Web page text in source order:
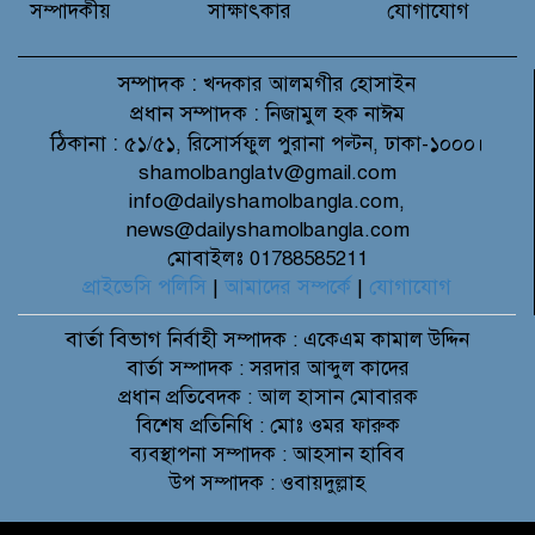
সম্পাদকীয়
সাক্ষাৎকার
যোগাযোগ
সম্পাদক : খন্দকার আলমগীর হোসাইন
প্রধান সম্পাদক : নিজামুল হক নাঈম
ঠিকানা : ৫১/৫১, রিসোর্সফুল পুরানা পল্টন, ঢাকা-১০০০।
shamolbanglatv@gmail.com
info@dailyshamolbangla.com,
news@dailyshamolbangla.com
মোবাইলঃ 01788585211
প্রাইভেসি পলিসি | আমাদের সম্পর্কে | যোগাযোগ
বার্তা বিভাগনির্বাহী সম্পাদক : একেএম কামাল উদ্দিন
বার্তা সম্পাদক : সরদার আব্দুল কাদের
প্রধান প্রতিবেদক : আল হাসান মোবারক
বিশেষ প্রতিনিধি : মোঃ ওমর ফারুক
ব্যবস্থাপনা সম্পাদক : আহসান হাবিব
উপ সম্পাদক : ওবায়দুল্লাহ